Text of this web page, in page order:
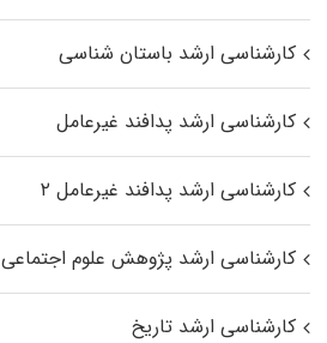
کارشناسی ارشد باستان شناسی
کارشناسی ارشد پدافند غیرعامل
کارشناسی ارشد پدافند غیرعامل ۲
کارشناسی ارشد پژوهش علوم اجتماعی
کارشناسی ارشد تاریخ